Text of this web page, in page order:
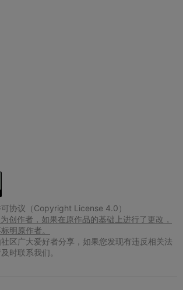
协议（Copyright License 4.0）
创作者，如果在原作品的基础上进行了更改，
明原作者。
区广大爱好者分享，如果您发现有违反相关法
时联系我们。